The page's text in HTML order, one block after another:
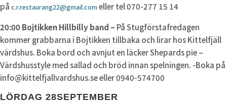
på c.r.restaurang22@gmail.comeller tel 070-277 15 14
20:00 Bojtikken Hillbilly band – På Stugförstafredagen
kommer grabbarna i Bojtikken tillbaka och lirar hos Kittelfjäll
värdshus. Boka bord och avnjut en läcker Shepards pie –
Värdshusstyle med sallad och bröd innan spelningen. -Boka på
info@kittelfjallvardshus.se eller 0940-574700
LÖRDAG 28SEPTEMBER